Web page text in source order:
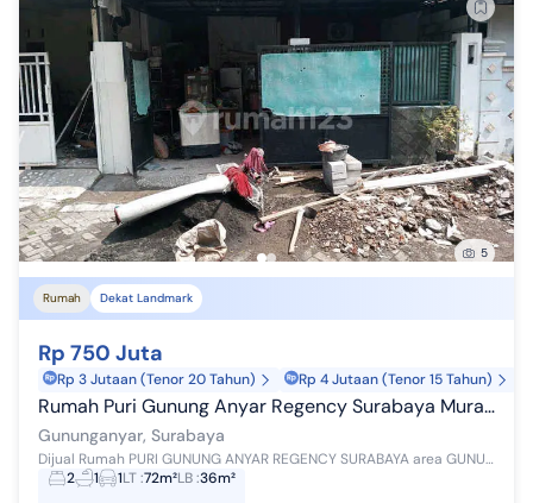
5
Rumah Dekat Landmark
Rp 750 Juta
Rp 3 Jutaan (Tenor 20 Tahun) Rp 4 Jutaan (Tenor 15 Tahun)
Rumah Puri Gunung Anyar Regency Surabaya Murah. Ron.a1165
Gununganyar, Surabaya
Dijual Rumah PURI GUNUNG ANYAR REGENCY SURABAYA area GUNUNG ANYAR, Kota Surabaya *DIJUAL RUMAH PURI GUNUNG ANYAR REGENCY SURABAYA RON.A1165* 1 L...
2
1 1LT:72m²LB:36m²